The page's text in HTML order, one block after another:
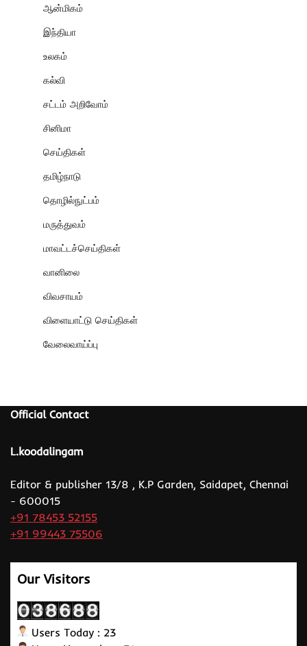
ஆன்மிகம்
இந்தியா
உலகம்
கல்வி
சட்டம் அறிவோம்
சினிமா
செய்திகள்
தமிழ்நாடு
தொழில்நுட்பம்
மருத்துவம்
மாவட்டச்செய்திகள்
வானிலை
விவசாயம்
விளையாட்டு செய்திகள்
வேலைவாய்ப்பு
Official Contact
L.koodalingam
Editor & publisher 13/8 , K.P Garden, Saidapet, Chennai
- 600015
+91 78453 52155
+91 99443 75506
Our Visitors
Users Today : 23